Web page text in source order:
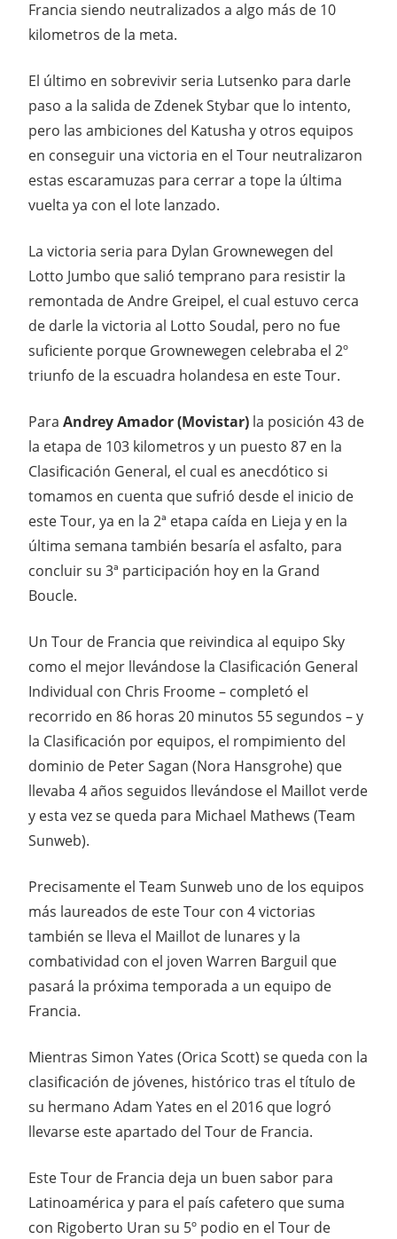
Francia siendo neutralizados a algo más de 10
kilometros de la meta.
El último en sobrevivir seria Lutsenko para darle
paso a la salida de Zdenek Stybar que lo intento,
pero las ambiciones del Katusha y otros equipos
en conseguir una victoria en el Tour neutralizaron
estas escaramuzas para cerrar a tope la última
vuelta ya con el lote lanzado.
La victoria seria para Dylan Grownewegen del
Lotto Jumbo que salió temprano para resistir la
remontada de Andre Greipel, el cual estuvo cerca
de darle la victoria al Lotto Soudal, pero no fue
suficiente porque Grownewegen celebraba el 2º
triunfo de la escuadra holandesa en este Tour.
Para Andrey Amador (Movistar) la posición 43 de
la etapa de 103 kilometros y un puesto 87 en la
Clasificación General, el cual es anecdótico si
tomamos en cuenta que sufrió desde el inicio de
este Tour, ya en la 2ª etapa caída en Lieja y en la
última semana también besaría el asfalto, para
concluir su 3ª participación hoy en la Grand
Boucle.
Un Tour de Francia que reivindica al equipo Sky
como el mejor llevándose la Clasificación General
Individual con Chris Froome – completó el
recorrido en 86 horas 20 minutos 55 segundos – y
la Clasificación por equipos, el rompimiento del
dominio de Peter Sagan (Nora Hansgrohe) que
llevaba 4 años seguidos llevándose el Maillot verde
y esta vez se queda para Michael Mathews (Team
Sunweb).
Precisamente el Team Sunweb uno de los equipos
más laureados de este Tour con 4 victorias
también se lleva el Maillot de lunares y la
combatividad con el joven Warren Barguil que
pasará la próxima temporada a un equipo de
Francia.
Mientras Simon Yates (Orica Scott) se queda con la
clasificación de jóvenes, histórico tras el título de
su hermano Adam Yates en el 2016 que logró
llevarse este apartado del Tour de Francia.
Este Tour de Francia deja un buen sabor para
Latinoamérica y para el país cafetero que suma
con Rigoberto Uran su 5º podio en el Tour de